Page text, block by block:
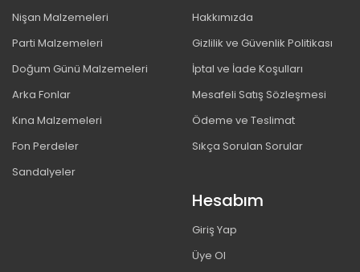
Nişan Malzemeleri
Parti Malzemeleri
Doğum Günü Malzemeleri
Arka Fonlar
Kına Malzemeleri
Fon Perdeler
Sandalyeler
Hakkımızda
Gizlilik ve Güvenlik Politikası
İptal ve İade Koşulları
Mesafeli Satış Sözleşmesi
Ödeme ve Teslimat
Sıkça Sorulan Sorular
Hesabım
Giriş Yap
Üye Ol